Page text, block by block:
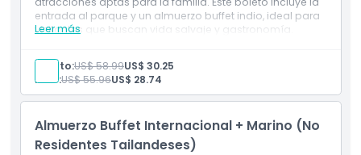
entrada al parque y un almuerzo buffet indio, ideal para
visitantes que buscan vida salvaje y gastronomía.
Leer más
Boleto de entrada a Marine Park
Buffet de almuerzo indio (Horario 11:00 am - 2:00 pm)
Adulto:US$ 58.99US$ 30.25
Niño:US$ 55.96US$ 28.74
Almuerzo Buffet Internacional + Marino (No
Residentes Tailandeses)